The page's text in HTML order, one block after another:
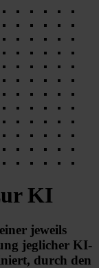
KI
jeweils
jeglicher KI-
durch den